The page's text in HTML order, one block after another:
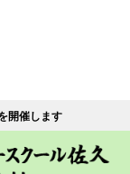
開催します